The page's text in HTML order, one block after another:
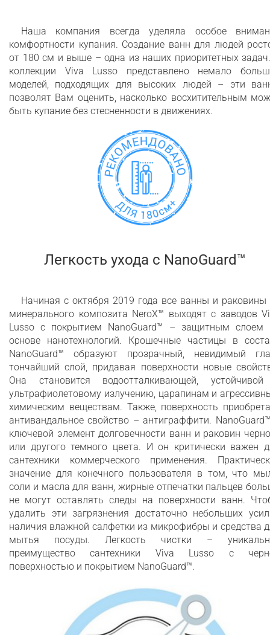
Наша компания всегда уделяла особое
комфортности купания. Создание ванн для людей
от 180 см и выше – одна из наших приоритетных
коллекции Viva Lusso представлено немало
моделей, подходящих для высоких людей – эти
позволят Вам оценить, насколько восхитительным
быть купание без стесненности в движениях.
Легкость ухода c NanoGuard™
Начиная с октября 2019 года все ванны и раковины
минерального композита NeroX™ выходят с заводов
Lusso с покрытием NanoGuard™ – защитным слоем
основе нанотехнологий. Крошечные частицы в
NanoGuard™ образуют прозрачный, невидимый
тончайший слой, придавая поверхности новые
Она становится водоотталкивающей,
ультрафиолетовому излучению, царапинам и
химическим веществам. Также, поверхность
антивандальное свойство – антиграффити.
ключевой элемент долговечности ванн и раковин
или другого темного цвета. И он критически важен
сантехники коммерческого применения.
значение для конечного пользователя в том, что
соли и масла для ванн, жирные отпечатки пальцев
не могут оставлять следы на поверхности ванн.
удалить эти загрязнения достаточно небольших
наличия влажной салфетки из микрофибры и средства
мытья посуды. Легкость чистки –
преимущество сантехники Viva Lusso с
поверхностью и покрытием NanoGuard™.